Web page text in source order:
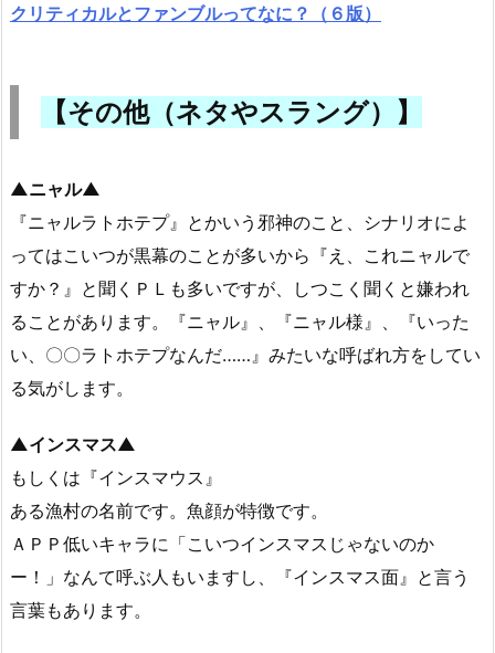
クリティカルとファンブルってなに？（６版）
【その他（ネタやスラング）】
▲ニャル▲
『ニャルラトホテプ』とかいう邪神のこと、シナリオによ
ってはこいつが黒幕のことが多いから『え、これニャルで
すか？』と聞くＰＬも多いですが、しつこく聞くと嫌われ
ることがあります。『ニャル』、『ニャル様』、『いった
い、〇〇ラトホテプなんだ……』みたいな呼ばれ方をしてい
る気がします。
▲インスマス▲
もしくは『インスマウス』
ある漁村の名前です。魚顔が特徴です。
ＡＰＰ低いキャラに「こいつインスマスじゃないのか
ー！」なんて呼ぶ人もいますし、『インスマス面』と言う
言葉もあります。